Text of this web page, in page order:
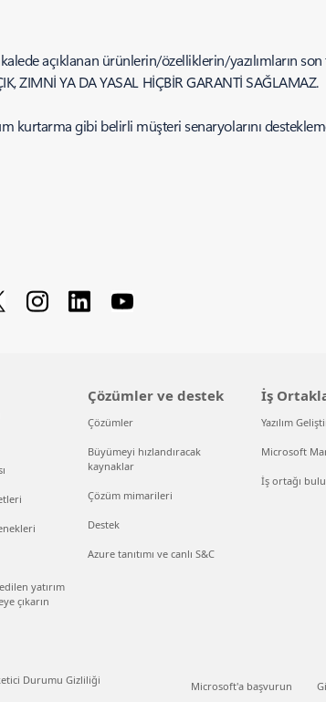
açıklanan ürünlerin/özelliklerin/yazılımların
ZIMNİ YA DA YASAL HİÇBİR GARANTİ SAĞLAMAZ.
kurtarma gibi belirli müşteri senaryolarını
yatırım
çıkarın
Çözümler ve destek
Çözümler
Büyümeyi hızlandıracak
kaynaklar
Çözüm mimarileri
Destek
Azure tanıtımı ve canlı S&C
İş
Yazılım
Microsoft
İş ortağı
Durumu Gizliliği Microsoft'a başvurun